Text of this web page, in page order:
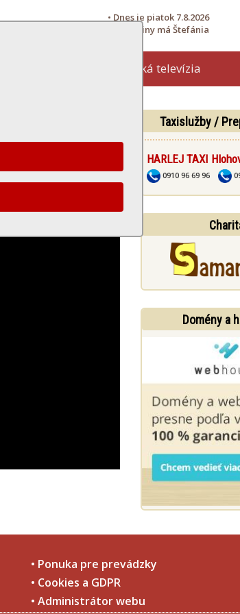
• Dnes je piatok 7.8.2026
• Meniny má Štefánia
Hlohovská televízia
Taxislužby /
HARLEJ TAXI
0910 96 69 96
Domény a
• Ponuka pre prevádzky
• Cookies a GDPR
• Administrátor webu